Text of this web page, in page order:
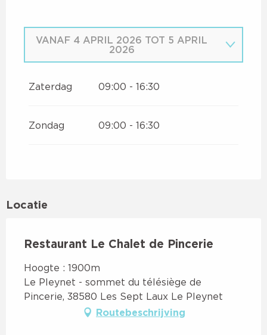
MAART 2026
VANAF 4 APRIL 2026 TOT 5 APRIL
2026
Zaterdag 09:00 - 16:30
Zondag 09:00 - 16:30
Locatie
Restaurant Le Chalet de Pincerie
Hoogte : 1900m
Le Pleynet - sommet du télésiège de
Pincerie, 38580 Les Sept Laux Le Pleynet
Routebeschrijving